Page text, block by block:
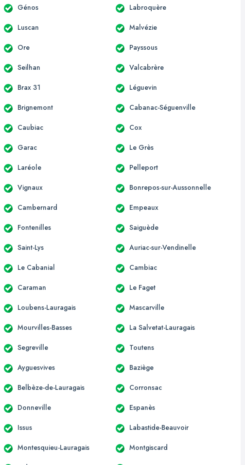
Génos Labroquère
Luscan Malvézie
Ore Payssous
Seilhan Valcabrère
Brax 31 Léguevin
Brignemont Cabanac-Séguenville
Caubiac Cox
Garac Le Grès
Laréole Pelleport
Vignaux Bonrepos-sur-Aussonnelle
Cambernard Empeaux
Fontenilles Saiguède
Saint-Lys Auriac-sur-Vendinelle
Le Cabanial Cambiac
Caraman Le Faget
Loubens-Lauragais Mascarville
Mourvilles-Basses La Salvetat-Lauragais
Segreville Toutens
Ayguesvives Baziège
Belbèze-de-Lauragais Corronsac
Donneville Espanès
Issus Labastide-Beauvoir
Montesquieu-Lauragais Montgiscard